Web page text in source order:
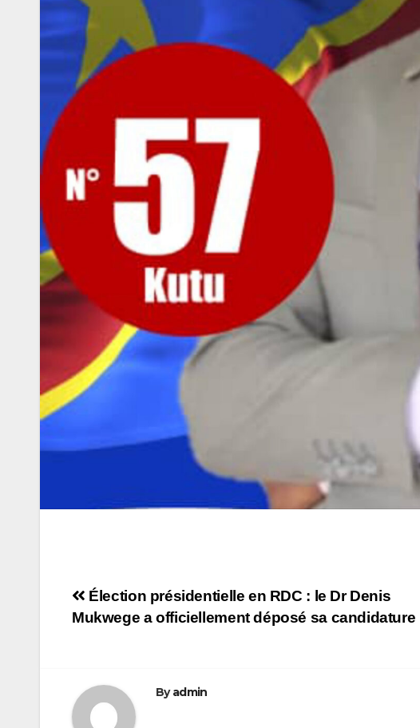
Navigation
Élection présidentielle en RDC : le Dr Denis
Mukwege a officiellement déposé sa candidature
Byadmin